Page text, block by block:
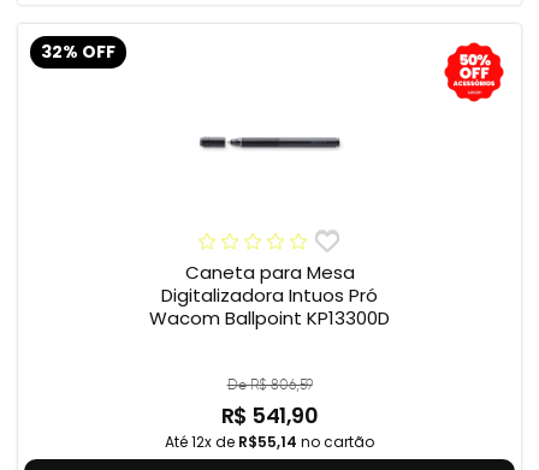
32% OFF
Caneta para Mesa
Digitalizadora Intuos Pró
Wacom Ballpoint KP13300D
De R$ 806,59
R$ 541,90
Até 12x de R$55,14 no cartão